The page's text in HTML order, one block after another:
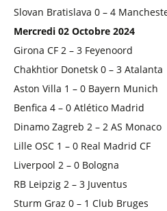
Slovan Bratislava 0 – 4
Mercredi 02 Octobre 2024
Girona CF 2 – 3 Feyenoord
Chakhtior Donetsk 0 – 3 Atalanta
Aston Villa 1 – 0 Bayern Munich
Benfica 4 – 0 Atlético Madrid
Dinamo Zagreb 2 – 2 AS Monaco
Lille OSC 1 – 0 Real Madrid CF
Liverpool 2 – 0 Bologna
RB Leipzig 2 – 3 Juventus
Sturm Graz 0 – 1 Club Bruges